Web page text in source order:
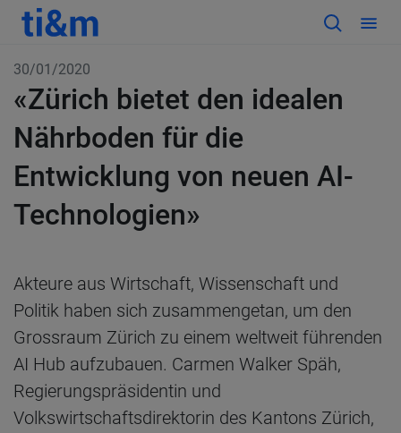
30/01/2020
«Zürich bietet den idealen
Nährboden für die
Entwicklung von neuen AI-
Technologien»
Akteure aus Wirtschaft, Wissenschaft und
Politik haben sich zusammengetan, um den
Grossraum Zürich zu einem weltweit führenden
AI Hub aufzubauen. Carmen Walker Späh,
Regierungspräsidentin und
Volkswirtschaftsdirektorin des Kantons Zürich,